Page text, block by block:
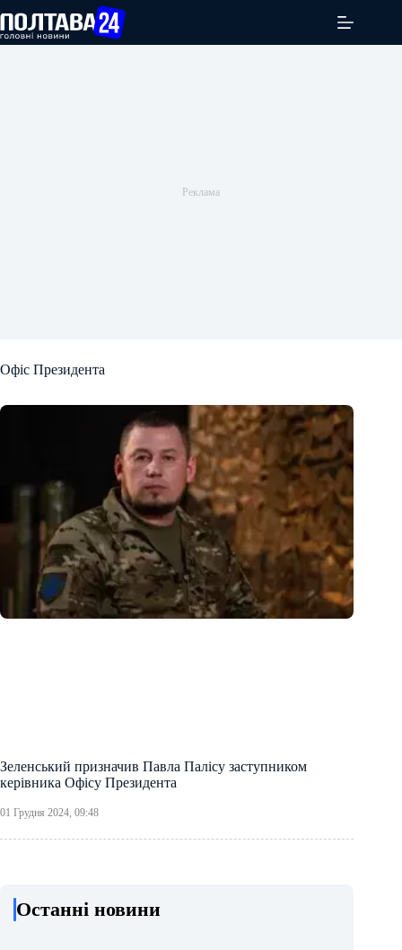
вмісту
Офіс Президента
Зеленський призначив Павла Палісу заступником
керівника Офісу Президента
01 Грудня 2024, 09:48
Останні новини